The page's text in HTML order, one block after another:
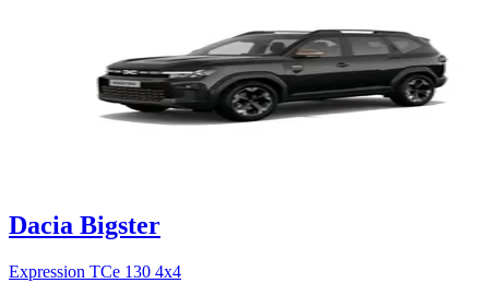
Dacia Bigster
Expression TCe 130 4x4